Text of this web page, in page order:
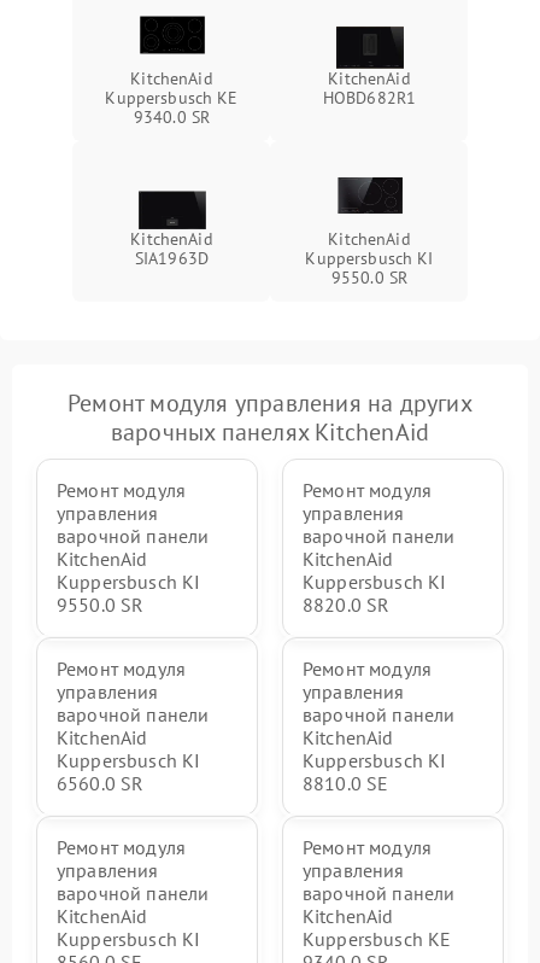
KitchenAid
Kuppersbusch KE
9340.0 SR
KitchenAid
HOBD682R1
KitchenAid
SIA1963D
KitchenAid
Kuppersbusch KI
9550.0 SR
Ремонт модуля управления на других
варочных панелях KitchenAid
Ремонт модуля
управления
варочной панели
KitchenAid
Kuppersbusch KI
9550.0 SR
Ремонт модуля
управления
варочной панели
KitchenAid
Kuppersbusch KI
8820.0 SR
Ремонт модуля
управления
варочной панели
KitchenAid
Kuppersbusch KI
6560.0 SR
Ремонт модуля
управления
варочной панели
KitchenAid
Kuppersbusch KI
8810.0 SE
Ремонт модуля
управления
варочной панели
KitchenAid
Kuppersbusch KI
Ремонт модуля
управления
варочной панели
KitchenAid
Kuppersbusch KE